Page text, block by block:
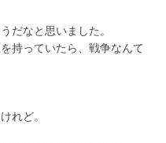
だなと思いました。
持っていたら、戦争なんて
れど。